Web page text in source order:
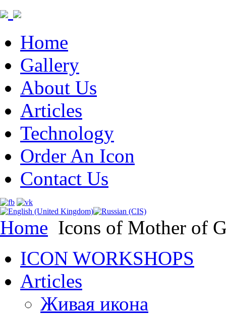
Home
Gallery
About Us
Articles
Technology
Order An Icon
Contact Us
Home Icons of Mother of
ICON WORKSHOPS
Articles
Живая икона